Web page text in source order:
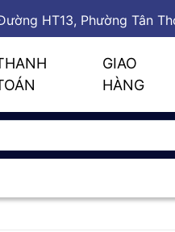
HT13, Phường Tân
GIAO
HÀNG